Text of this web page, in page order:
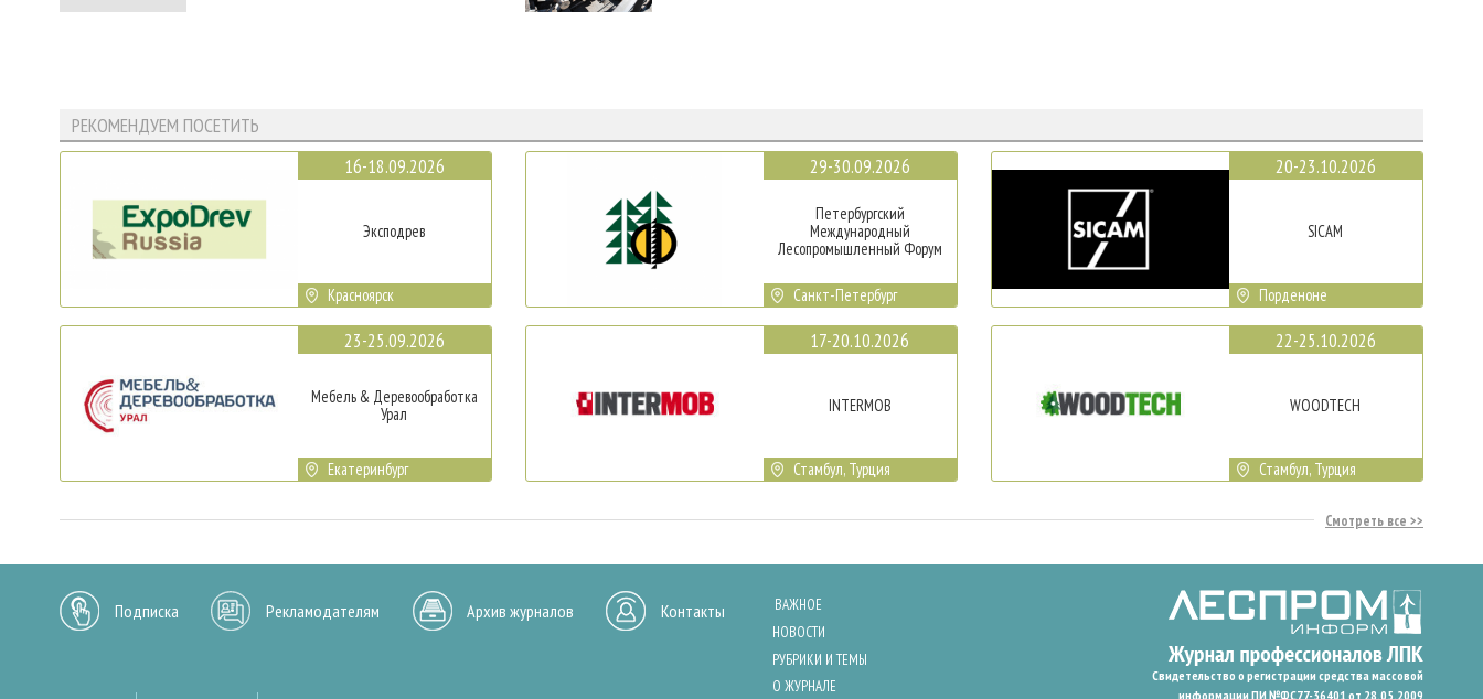
РЕКОМЕНДУЕМ ПОСЕТИТЬ
16-18.09.2026
Эксподрев
Красноярск
23-25.09.2026
Мебель & Деревообработка
Урал
Екатеринбург
29-30.09.2026
Петербургский
Международный
Лесопромышленный Форум
Санкт-Петербург
17-20.10.2026
INTERMOB
Стамбул, Турция
20-23.10.2026
SICAM
Порденоне
22-25.10.2026
WOODTECH
Стамбул, Турция
Смотреть все
Подписка Рекламодателям Архив журналов Контакты
ВАЖНОЕ
НОВОСТИ
РУБРИКИ И ТЕМЫ
О ЖУРНАЛЕ
Свидетельство о регистрации средства массовой
информации ПИ №ФС77-36401 от 28.05.2009